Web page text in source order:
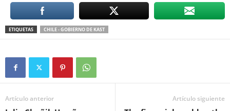
ETIQUETAS CHILE - GOBIERNO DE KAST
Artículo anterior Artículo siguiente